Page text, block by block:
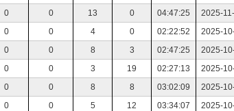
0 0 13 0 04:47:25 2025-
0 0 4 0 02:22:52 2025-
0 0 8 3 02:47:25 2025-
0 0 3 19 02:27:13 2025-
0 0 8 8 03:02:09 2025-
0 0 5 12 03:34:07 2025-